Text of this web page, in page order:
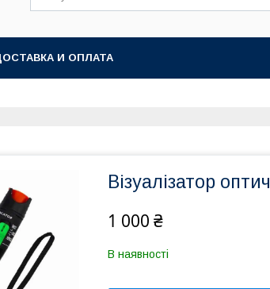
И ОПЛАТА
Візуалізатор
1 000 ₴
В наявності